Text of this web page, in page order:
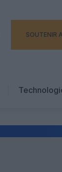
SOUTENIR